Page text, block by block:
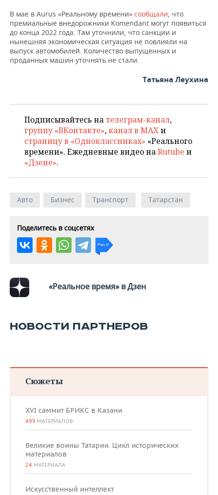
В мае в Aurus «Реальному времени» сообщали, что
премиальные внедорожники Komendant могут появиться
до конца 2022 года. Там уточнили, что санкции и
нынешняя экономическая ситуация не повлияли на
выпуск автомобилей. Количество выпущенных и
проданных машин уточнять не стали.
Татьяна Леухина
Подписывайтесь на телеграм-канал,
группу «ВКонтакте»,канал в MAXи
страницу в «Одноклассниках» «Реального
времени». Ежедневные видео наRutube и
«Дзене».
Авто Бизнес Транспорт Татарстан
Поделитесь в соцсетях
«Реальное время» в Дзен
НОВОСТИ ПАРТНЕРОВ
Сюжеты
XVI саммит БРИКС в Казани
499 МАТЕРИАЛОВ
Великие воины Татарии. Цикл исторических
материалов
24 МАТЕРИАЛА
Искусственный интеллект